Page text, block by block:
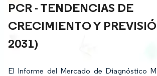
PCR - TENDENCIAS DE
CRECIMIENTO Y
2031)
El Informe del Mercado de Diagnóstico